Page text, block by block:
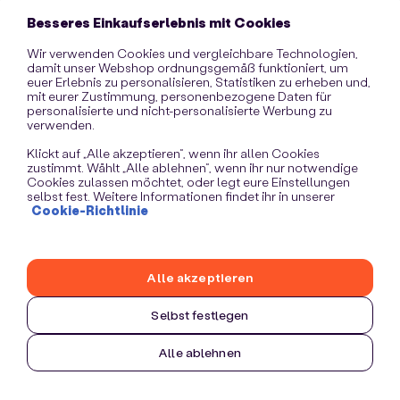
information).
Besseres Einkaufserlebnis mit Cookies
Wir verwenden Cookies und vergleichbare Technologien,
damit unser Webshop ordnungsgemäß funktioniert, um
euer Erlebnis zu personalisieren, Statistiken zu erheben und,
mit eurer Zustimmung, personenbezogene Daten für
personalisierte und nicht-personalisierte Werbung zu
verwenden.
Klickt auf „Alle akzeptieren“, wenn ihr allen Cookies
zustimmt. Wählt „Alle ablehnen“, wenn ihr nur notwendige
Cookies zulassen möchtet, oder legt eure Einstellungen
selbst fest. Weitere Informationen findet ihr in unserer
Cookie-Richtlinie
Selbst festlegen
Alle ablehnen
Alle akzeptieren